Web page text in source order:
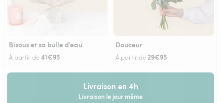
Bisous et sa bulle d'eau
À partir de41€95
Douceur
À partir de29€95
Livraison en 4h
Livraison le jour même